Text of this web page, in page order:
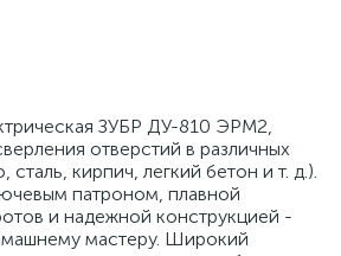
ЗУБР ДУ-810 ЭРМ2,
отверстий в различных
сталь, кирпич, легкий бетон и т. д.).
патроном, плавной
и надежной конструкцией -
мастеру. Широкий